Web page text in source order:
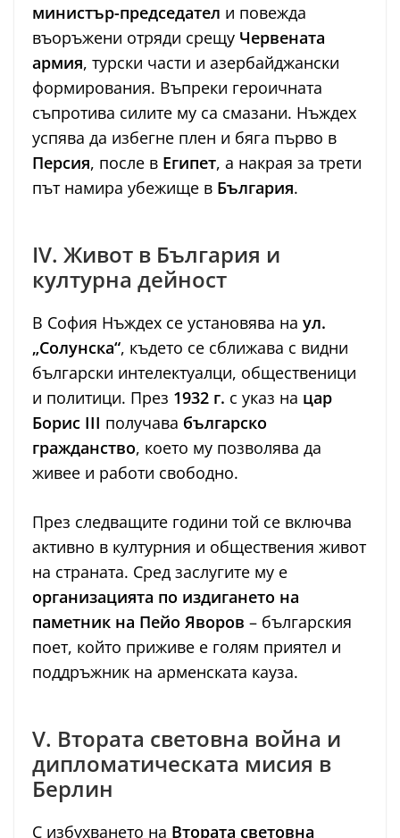
министър-председател и повежда
въоръжени отряди срещу Червената
армия, турски части и азербайджански
формирования. Въпреки героичната
съпротива силите му са смазани. Нъждех
успява да избегне плен и бяга първо в
Персия, после в Египет, а накрая за трети
път намира убежище в България.
IV. Живот в България и
културна дейност
В София Нъждех се установява на ул.
„Солунска“, където се сближава с видни
български интелектуалци, общественици
и политици. През 1932 г. с указ на цар
Борис III получава българско
гражданство, което му позволява да
живее и работи свободно.
През следващите години той се включва
активно в културния и обществения живот
на страната. Сред заслугите му е
организацията по издигането на
паметник на Пейо Яворов – българския
поет, който приживе е голям приятел и
поддръжник на арменската кауза.
V. Втората световна война и
дипломатическата мисия в
Берлин
С избухването на Втората световна